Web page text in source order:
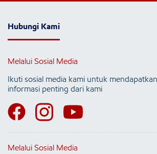
Hubungi Kami
Melalui Sosial Media
Ikuti sosial media kami untuk
informasi penting dari kami
Melalui Sosial Media